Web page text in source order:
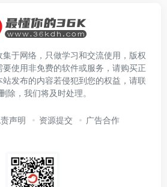
于网络，只做学习和交流使用，版权
使用非免费的软件或服务，请购买正
发布的内容若侵犯到您的权益，请联
除，我们将及时处理。
声明 资源提交 广告合作